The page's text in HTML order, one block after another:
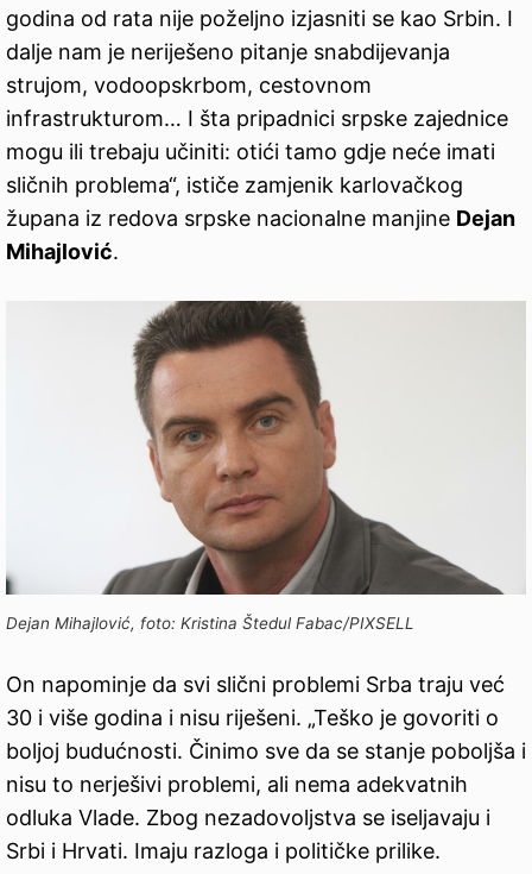
godina od rata nije poželjno izjasniti se kao Srbin. I
dalje nam je neriješeno pitanje snabdijevanja
strujom, vodoopskrbom, cestovnom
infrastrukturom… I šta pripadnici srpske zajednice
mogu ili trebaju učiniti: otići tamo gdje neće imati
sličnih problema“, ističe zamjenik karlovačkog
župana iz redova srpske nacionalne manjine Dejan
Mihajlović.
Dejan Mihajlović, foto: Kristina Štedul Fabac/PIXSELL
On napominje da svi slični problemi Srba traju već
30 i više godina i nisu riješeni. „Teško je govoriti o
boljoj budućnosti. Činimo sve da se stanje poboljša i
nisu to nerješivi problemi, ali nema adekvatnih
odluka Vlade. Zbog nezadovoljstva se iseljavaju i
Srbi i Hrvati. Imaju razloga i političke prilike.